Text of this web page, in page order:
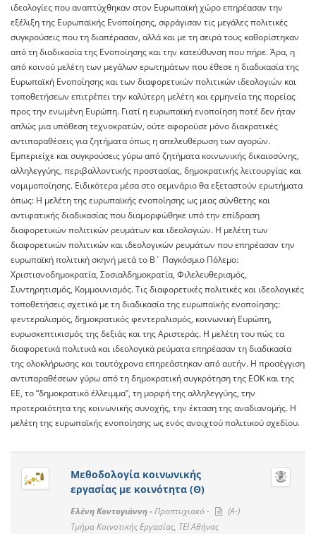
ιδεολογίες που αναπτύχθηκαν στον Ευρωπαϊκή χώρο επηρέασαν την
εξέλιξη της Ευρωπαϊκής Ενοποίησης, σφράγισαν τις μεγάλες πολιτικές
συγκρούσεις που τη διαπέρασαν, αλλά και με τη σειρά τους καθορίστηκαν
από τη διαδικασία της Ενοποίησης και την κατεύθυνση που πήρε. Άρα, η
από κοινού μελέτη των μεγάλων ερωτημάτων που έθεσε η διαδικασία της
Ευρωπαϊκή Ενοποίησης και των διαφορετικών πολιτικών ιδεολογιών και
τοποθετήσεων επιτρέπει την καλύτερη μελέτη και ερμηνεία της πορείας
προς την ενωμένη Ευρώπη. Γιατί η ευρωπαϊκή ενοποίηση ποτέ δεν ήταν
απλώς μια υπόθεση τεχνοκρατών, ούτε αφορούσε μόνο διακρατικές
αντιπαραθέσεις για ζητήματα όπως η απελευθέρωση των αγορών.
Εμπεριείχε και συγκρούσεις γύρω από ζητήματα κοινωνικής δικαιοσύνης,
αλληλεγγύης, περιβαλλοντικής προστασίας, δημοκρατικής λειτουργίας και
νομιμοποίησης. Ειδικότερα μέσα στο σεμινάριο θα εξεταστούν ερωτήματα
όπως: Η μελέτη της ευρωπαϊκής ενοποίησης ως μιας σύνθετης και
αντιφατικής διαδικασίας που διαμορφώθηκε υπό την επίδραση
διαφορετικών πολιτικών ρευμάτων και ιδεολογιών. Η μελέτη των
διαφορετικών πολιτικών και ιδεολογικών ρευμάτων που επηρέασαν την
ευρωπαϊκή πολιτική σκηνή μετά το Β΄ Παγκόσμιο Πόλεμο:
Χριστιανοδημοκρατία, Σοσιαλδημοκρατία, Φιλελευθερισμός,
Συντηρητισμός, Κομμουνισμός. Τις διαφορετικές πολιτικές και ιδεολογικές
τοποθετήσεις σχετικά με τη διαδικασία της ευρωπαϊκής ενοποίησης:
φεντεραλισμός, δημοκρατικός φεντεραλισμός, κοινωνική Ευρώπη,
ευρωσκεπτικισμός της δεξιάς και της Αριστεράς. Η μελέτη του πώς τα
διαφορετικά πολιτικά και ιδεολογικά ρεύματα επηρέασαν τη διαδικασία
της ολοκλήρωσης και ταυτόχρονα επηρεάστηκαν από αυτήν. Η προσέγγιση
αντιπαραθέσεων γύρω από τη δημοκρατική συγκρότηση της ΕΟΚ και της
ΕΕ, το “δημοκρατικό έλλειμμα”, τη μορφή της αλληλεγγύης, την
προτεραιότητα της κοινωνικής συνοχής, την έκταση της αναδιανομής. Η
μελέτη της ευρωπαϊκής ενοποίησης ως ενός ανοιχτού πολιτικού σχεδίου.
Μεθοδολογία κοινωνικής
εργασίας με κοινότητα (Θ)
Ελένη Κοντογιάννη -Προπτυχιακό -
(A-)
Τμήμα Κοινοτικής Εργασίας, ΤΕΙ Αθήνας